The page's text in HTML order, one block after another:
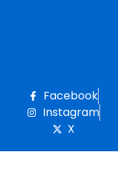
Facebook
Instagram
X